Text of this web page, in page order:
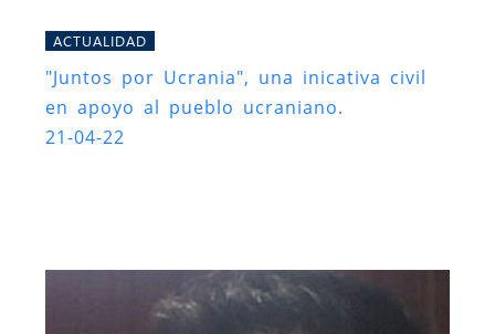
ACTUALIDAD
"Juntos por Ucrania", una inicativa civil
en apoyo al pueblo ucraniano.
21-04-22